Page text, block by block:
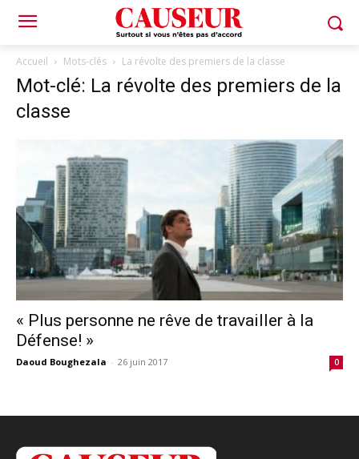
Accueil Mots-clés La révolte des premiers de la classe
Mot-clé: La révolte des premiers de la
classe
« Plus personne ne rêve de travailler à la
Défense! »
Daoud Boughezala - 26 juin 2017 0